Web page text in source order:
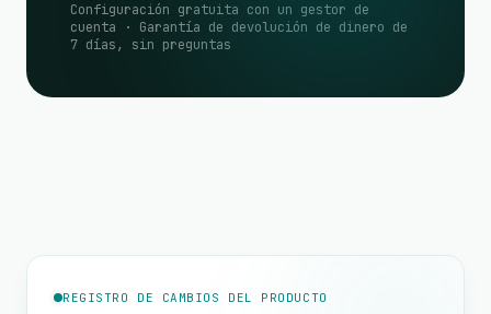
Configuración gratuita con un gestor de
cuenta · Garantía de devolución de dinero de
7 días, sin preguntas
REGISTRO DE CAMBIOS DEL PRODUCTO